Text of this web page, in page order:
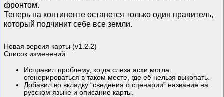
фронтом.
Теперь на континенте останется только один правитель,
который подчинит себе все земли.
Новая версия карты (v1.2.2)
Список изменений:
Исправил проблему, когда слеза асхи могла
сгенерироваться в таком месте, где её нельзя выкопать.
Добавил во вкладку “сведения о сценарии” название на
русском языке и описание карты.